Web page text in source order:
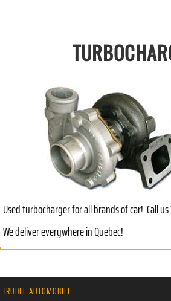
Used turbocharger for all brands of car! Call
We deliver everywhere in Quebec!
TRUDEL AUTOMOBILE